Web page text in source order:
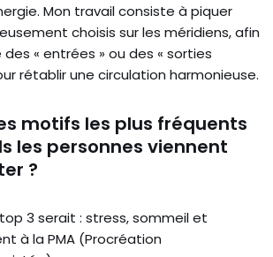
Mon travail consiste à piquer
choisis sur les méridiens, afin
« entrées » ou des « sorties
rétablir une circulation harmonieuse.
motifs les plus fréquents
les personnes viennent
?
3 serait : stress, sommeil et
à la PMA (Procréation